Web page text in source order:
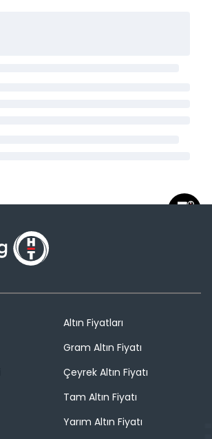
Altın Fiyatları
Gram Altın Fiyatı
Çeyrek Altın Fiyatı
Tam Altın Fiyatı
Yarım Altın Fiyatı